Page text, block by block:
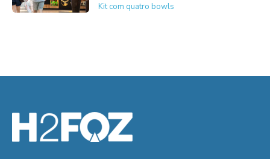
Kit com quatro bowls